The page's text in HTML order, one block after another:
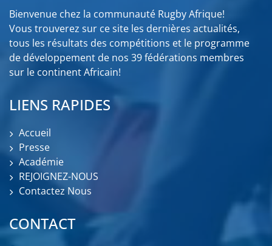
Bienvenue chez la communauté Rugby Afrique!
Vous trouverez sur ce site les dernières actualités,
tous les résultats des compétitions et le programme
de développement de nos 39 fédérations membres
sur le continent Africain!
LIENS RAPIDES
Accueil
Presse
Académie
REJOIGNEZ-NOUS
Contactez Nous
CONTACT